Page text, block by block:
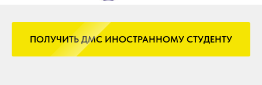
ПОЛУЧИТЬ ДМС ИНОСТРАННОМУ СТУДЕНТУ